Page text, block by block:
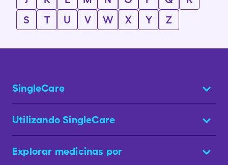
S
T U V W X Y Z
SingleCare
Utilizando SingleCare
Explorar medicinas por